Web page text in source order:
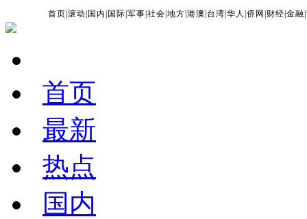
首页 |滚动 国内 国际 |军事 |社会 |地方 |港澳 台湾 |华人 |侨网 财经 |金融 |
首页
最新
热点
国内